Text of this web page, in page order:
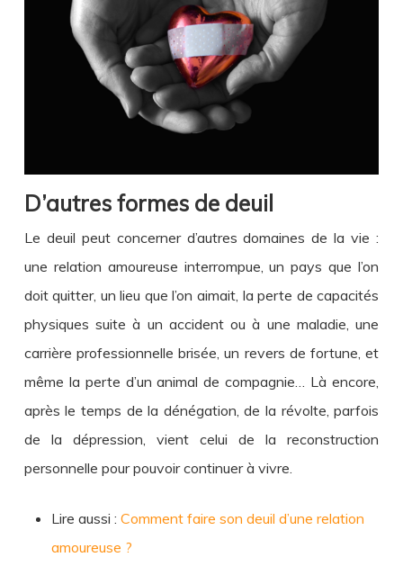
D’autres formes de deuil
Le deuil peut concerner d’autres domaines de la vie :
une relation amoureuse interrompue, un pays que l’on
doit quitter, un lieu que l’on aimait, la perte de capacités
physiques suite à un accident ou à une maladie, une
carrière professionnelle brisée, un revers de fortune, et
même la perte d’un animal de compagnie… Là encore,
après le temps de la dénégation, de la révolte, parfois
de la dépression, vient celui de la reconstruction
personnelle pour pouvoir continuer à vivre.
Lire aussi : Comment faire son deuil d’une relation
amoureuse ?